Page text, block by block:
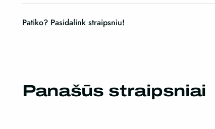
Patiko? Pasidalink straipsniu!
Panašūs straipsniai